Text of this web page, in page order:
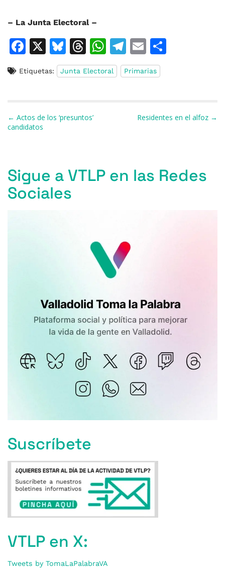
– La Junta Electoral –
F
c
o
X
Bl
u
e
y
T
h
re
d
s
W
h
at
T
el
e
m
E
m
ai
ti
Etiquetas: Junta Electoral Primarias
Navegación de entradas
← Actos de los ‘presuntos’
candidatos
Residentes en el alfoz →
Sigue a VTLP en las Redes
Sociales
Suscríbete
VTLP en X:
Tweets by TomaLaPalabraVA